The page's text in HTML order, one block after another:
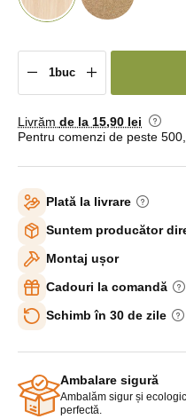
Livrăm de la 15,90 lei
Pentru comenzi de peste
Plată la livrare
Suntem producător
Montaj ușor
Cadouri la comandă
Schimb în 30 de zile
Ambalare sigură
Ambalăm sigur și
perfectă.